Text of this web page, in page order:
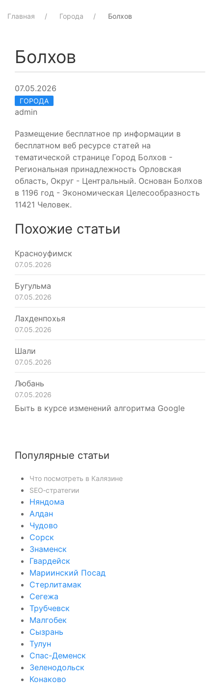
Главная Города Болхов
Болхов
07.05.2026
ГОРОДА
admin
Размещение бесплатное пр информации в
бесплатном веб ресурсе статей на
тематической странице Город Болхов -
Региональная принадлежность Орловская
область, Округ - Центральный. Основан Болхов
в 1196 год - Экономическая Целесообразность
11421 Человек.
Похожие статьи
Красноуфимск
07.05.2026
Бугульма
07.05.2026
Лахденпохья
07.05.2026
Шали
07.05.2026
Любань
07.05.2026
Быть в курсе изменений алгоритма Google
Популярные статьи
Что посмотреть в Калязине
SEO‑стратегии
Няндома
Алдан
Чудово
Сорск
Знаменск
Гвардейск
Мариинский Посад
Стерлитамак
Сегежа
Трубчевск
Малгобек
Сызрань
Тулун
Спас-Деменск
Зеленодольск
Конаково